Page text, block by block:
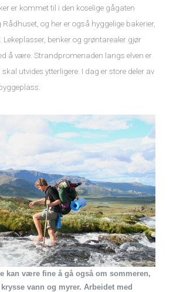
er kommet til i den koselige gågaten
og her er også hyggelige bakerier,
Lekeplasser, benker og grøntarealer gjør
å være. Strandpromenaden langs elven er
utvides ytterligere. I dag er store deler av
kan være fine å gå også om sommeren,
vann og myrer. Arbeidet med